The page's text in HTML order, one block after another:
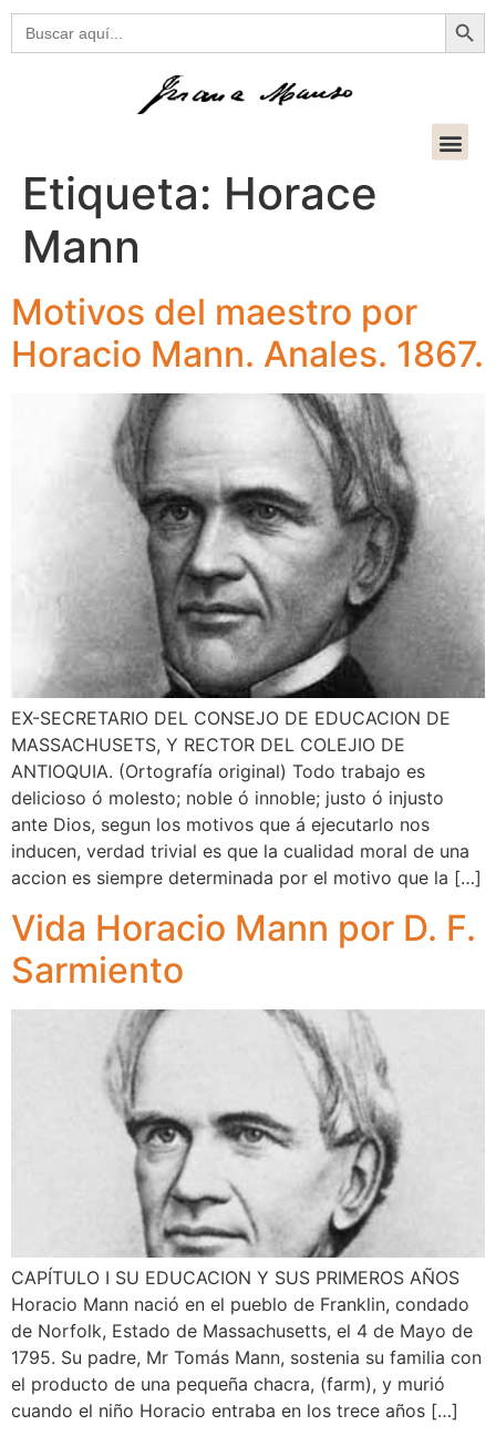
Buscar:
Etiqueta: Horace
Mann
Motivos del maestro por
Horacio Mann. Anales. 1867.
EX-SECRETARIO DEL CONSEJO DE EDUCACION DE
MASSACHUSETS, Y RECTOR DEL COLEJIO DE
ANTIOQUIA. (Ortografía original) Todo trabajo es
delicioso ó molesto; noble ó innoble; justo ó injusto
ante Dios, segun los motivos que á ejecutarlo nos
inducen, verdad trivial es que la cualidad moral de una
accion es siempre determinada por el motivo que la […]
Vida Horacio Mann por D. F.
Sarmiento
CAPÍTULO I SU EDUCACION Y SUS PRIMEROS AÑOS
Horacio Mann nació en el pueblo de Franklin, condado
de Norfolk, Estado de Massachusetts, el 4 de Mayo de
1795. Su padre, Mr Tomás Mann, sostenia su familia con
el producto de una pequeña chacra, (farm), y murió
cuando el niño Horacio entraba en los trece años […]